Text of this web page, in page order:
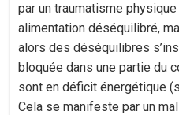
par un traumatisme
alimentation déséquilibré,
alors des déséquilibres
bloquée dans une partie du
sont en déficit énergétique
Cela se manifeste par un